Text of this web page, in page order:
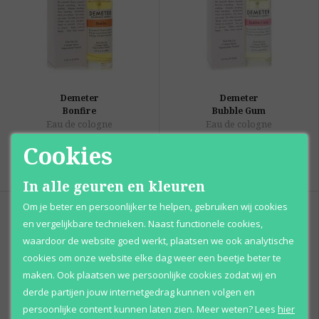
Demeter
Bonfire
Eau de cologne
Vanaf
€ 37,
95
Demeter
Bubble Gum
Eau de cologne
Cookies
In alle geuren en kleuren
Om je beter en persoonlijker te helpen, gebruiken wij cookies
en vergelijkbare technieken. Naast functionele cookies,
waardoor de website goed werkt, plaatsen we ook analytische
cookies om onze website elke dag weer een beetje beter te
maken. Ook plaatsen we persoonlijke cookies zodat wij en
derde partijen jouw internetgedrag kunnen volgen en
persoonlijke content kunnen laten zien. Meer weten?Lees hier